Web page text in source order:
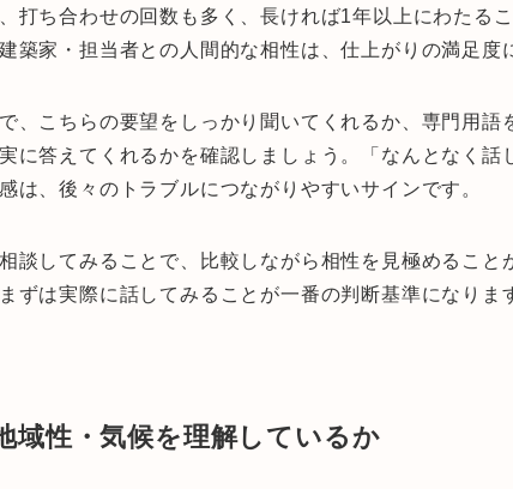
打ち合わせの回数も多く、長ければ1年以上にわたる
築家・担当者との人間的な相性は、仕上がりの満足度
、こちらの要望をしっかり聞いてくれるか、専門用語
に答えてくれるかを確認しましょう。「なんとなく話
は、後々のトラブルにつながりやすいサインです。
談してみることで、比較しながら相性を見極めること
ずは実際に話してみることが一番の判断基準になりま
性・気候を理解しているか